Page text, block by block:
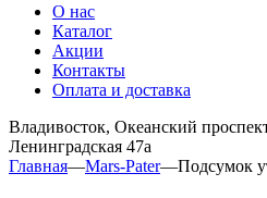
О нас
Каталог
Акции
Контакты
Оплата и доставка
Владивосток, Океанский
Ленинградская 47а
Главная—Mars-Pater—Подсумок